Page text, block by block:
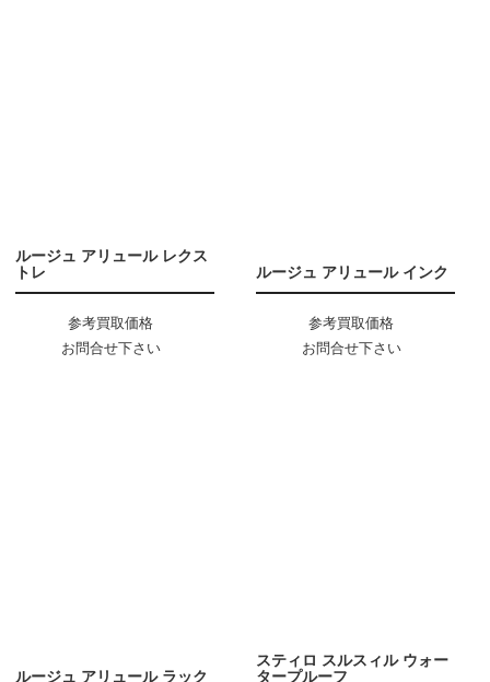
ルージュ アリュール レクス
トレ
参考買取価格
お問合せ下さい
ルージュ アリュール インク
参考買取価格
お問合せ下さい
ルージュ アリュール ラック
スティロ スルスィル ウォー
タープルーフ